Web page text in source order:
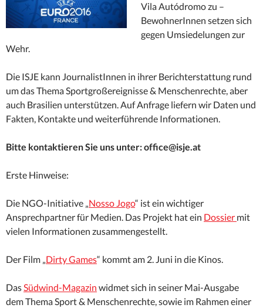
Vila Autódromo zu –
BewohnerInnen setzen sich
gegen Umsiedelungen zur
Wehr.
Die ISJE kann JournalistInnen in ihrer Berichterstattung rund
um das Thema Sportgroßereignisse & Menschenrechte, aber
auch Brasilien unterstützen. Auf Anfrage liefern wir Daten und
Fakten, Kontakte und weiterführende Informationen.
Bitte kontaktieren Sie uns unter: office@isje.at
Erste Hinweise:
Die NGO-Initiative „Nosso Jogo“ ist ein wichtiger
Ansprechpartner für Medien. Das Projekt hat ein Dossier mit
vielen Informationen zusammengestellt.
Der Film „Dirty Games“ kommt am 2. Juni in die Kinos.
DasSüdwind-Magazin widmet sich in seiner Mai-Ausgabe
dem Thema Sport & Menschenrechte, sowie im Rahmen einer